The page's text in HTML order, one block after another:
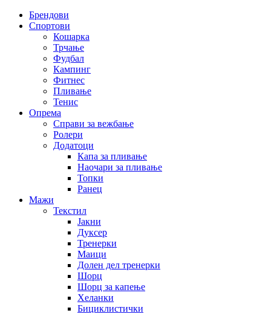
Брендови
Спортови
Кошарка
Трчање
Фудбал
Кампинг
Фитнес
Пливање
Тенис
Опрема
Справи за вежбање
Ролери
Додатоци
Капа за пливање
Наочари за пливање
Топки
Ранец
Мажи
Текстил
Јакни
Дуксер
Тренерки
Маици
Долен дел тренерки
Шорц
Шорц за капење
Хеланки
Бициклистички